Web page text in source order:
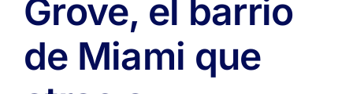
Grove, el barrio
de Miami que